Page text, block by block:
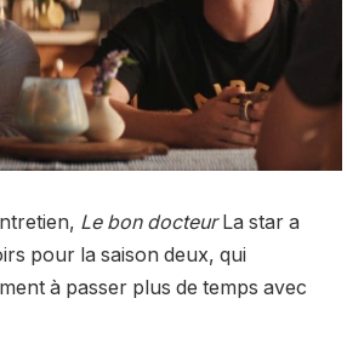
Le bon docteur La star a
pour la saison deux, qui
à passer plus de temps avec